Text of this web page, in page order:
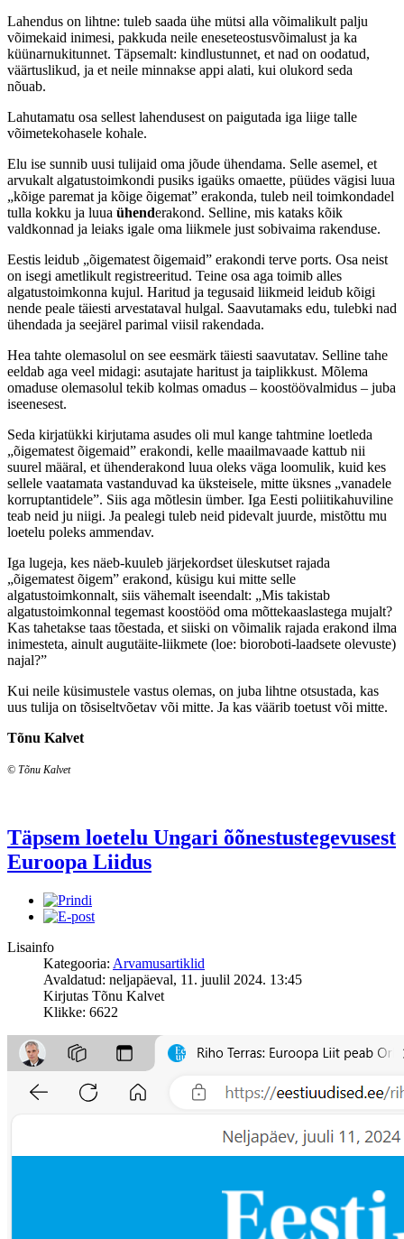
Lahendus on lihtne: tuleb saada ühe mütsi alla võimalikult palju
võimekaid inimesi, pakkuda neile eneseteostusvõimalust ja ka
küünarnukitunnet. Täpsemalt: kindlustunnet, et nad on oodatud,
väärtuslikud, ja et neile minnakse appi alati, kui olukord seda
nõuab.
Lahutamatu osa sellest lahendusest on paigutada iga liige talle
võimetekohasele kohale.
Elu ise sunnib uusi tulijaid oma jõude ühendama. Selle asemel, et
arvukalt algatustoimkondi pusiks igaüks omaette, püüdes vägisi luua
„kõige paremat ja kõige õigemat” erakonda, tuleb neil toimkondadel
tulla kokku ja luua ühenderakond. Selline, mis kataks kõik
valdkonnad ja leiaks igale oma liikmele just sobivaima rakenduse.
Eestis leidub „õigematest õigemaid” erakondi terve ports. Osa neist
on isegi ametlikult registreeritud. Teine osa aga toimib alles
algatustoimkonna kujul. Haritud ja tegusaid liikmeid leidub kõigi
nende peale täiesti arvestataval hulgal. Saavutamaks edu, tulebki nad
ühendada ja seejärel parimal viisil rakendada.
Hea tahte olemasolul on see eesmärk täiesti saavutatav. Selline tahe
eeldab aga veel midagi: asutajate haritust ja taiplikkust. Mõlema
omaduse olemasolul tekib kolmas omadus – koostöövalmidus – juba
iseenesest.
Seda kirjatükki kirjutama asudes oli mul kange tahtmine loetleda
„õigematest õigemaid” erakondi, kelle maailmavaade kattub nii
suurel määral, et ühenderakond luua oleks väga loomulik, kuid kes
sellele vaatamata vastanduvad ka üksteisele, mitte üksnes „vanadele
korruptantidele”. Siis aga mõtlesin ümber. Iga Eesti poliitikahuviline
teab neid ju niigi. Ja pealegi tuleb neid pidevalt juurde, mistõttu mu
loetelu poleks ammendav.
Iga lugeja, kes näeb-kuuleb järjekordset üleskutset rajada
„õigematest õigem” erakond, küsigu kui mitte selle
algatustoimkonnalt, siis vähemalt iseendalt: „Mis takistab
algatustoimkonnal tegemast koostööd oma mõttekaaslastega mujalt?
Kas tahetakse taas tõestada, et siiski on võimalik rajada erakond ilma
inimesteta, ainult augutäite-liikmete (loe: bioroboti-laadsete olevuste)
najal?”
Kui neile küsimustele vastus olemas, on juba lihtne otsustada, kas
uus tulija on tõsiseltvõetav või mitte. Ja kas väärib toetust või mitte.
Tõnu Kalvet
© Tõnu Kalvet
Täpsem loetelu Ungari õõnestustegevusest
Euroopa Liidus
Lisainfo
Kategooria: Arvamusartiklid
Avaldatud: neljapäeval, 11. juulil 2024. 13:45
Kirjutas Tõnu Kalvet
Klikke: 6622